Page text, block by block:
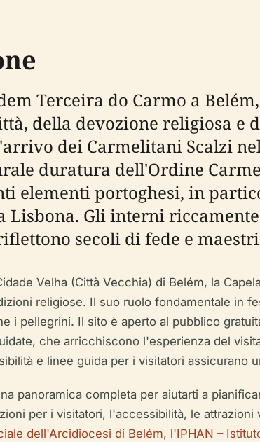
Terceira do Carmo a
della devozione religiosa
dei Carmelitani Scalzi
duratura dell'Ordine
elementi portoghesi, in
Lisbona. Gli interni
secoli di fede e
Velha (Città Vecchia) di Belém, la
religiose. Il suo ruolo fondamentale in
i pellegrini. Il sito è aperto al pubblico
che arricchiscono l'esperienza del
e linee guida per i visitatori assicurano
panoramica completa per aiutarti a
per i visitatori, l'accessibilità, le
dell'Arcidiocesi di Belém, l'IPHAN –